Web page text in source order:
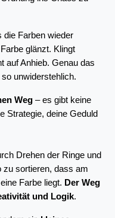
die Farben wieder
glänzt. Klingt
auf Anhieb. Genau das
unwiderstehlich.
Weg – es gibt keine
Strategie, deine Geduld
Drehen der Ringe und
sortieren, dass am
Farbe liegt. Der Weg
und Logik.